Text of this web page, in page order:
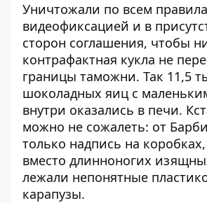
Уничтожали по всем
видеофиксацией и в
сторон соглашения, чтобы
контрафактная кукла не
границы таможни. Так 11,5
шоколадных яиц с
внутри оказались в печи.
можно не сожалеть: от
только надпись на
вместо длинноногих
лежали непонятные
карапузы.